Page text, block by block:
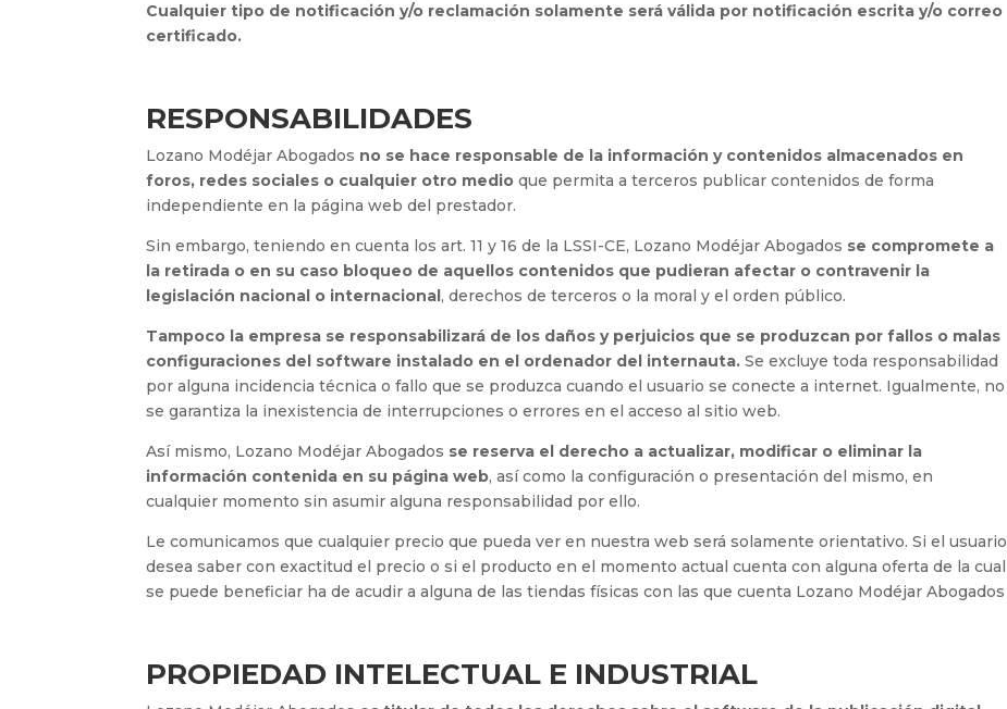
Cualquier tipo de notificación y/o reclamación solamente será válida por notificación escrita y/o correo
certificado.
RESPONSABILIDADES
Lozano Modéjar Abogados no se hace responsable de la información y contenidos almacenados en
foros, redes sociales o cualquier otro medio que permita a terceros publicar contenidos de forma
independiente en la página web del prestador.
Sin embargo, teniendo en cuenta los art. 11 y 16 de la LSSI-CE, Lozano Modéjar Abogados se compromete a
la retirada o en su caso bloqueo de aquellos contenidos que pudieran afectar o contravenir la
legislación nacional o internacional, derechos de terceros o la moral y el orden público.
Tampoco la empresa se responsabilizará de los daños y perjuicios que se produzcan por fallos o malas
configuraciones del software instalado en el ordenador del internauta. Se excluye toda responsabilidad
por alguna incidencia técnica o fallo que se produzca cuando el usuario se conecte a internet. Igualmente, no
se garantiza la inexistencia de interrupciones o errores en el acceso al sitio web.
Así mismo, Lozano Modéjar Abogados se reserva el derecho a actualizar, modificar o eliminar la
información contenida en su página web, así como la configuración o presentación del mismo, en
cualquier momento sin asumir alguna responsabilidad por ello.
Le comunicamos que cualquier precio que pueda ver en nuestra web será solamente orientativo. Si el usuario
desea saber con exactitud el precio o si el producto en el momento actual cuenta con alguna oferta de la cual
se puede beneficiar ha de acudir a alguna de las tiendas físicas con las que cuenta Lozano Modéjar Abogados
PROPIEDAD INTELECTUAL E INDUSTRIAL